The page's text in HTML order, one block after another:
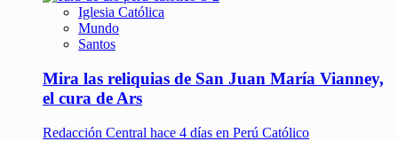
Iglesia Católica
Mundo
Santos
Mira las reliquias de San Juan María Vianney,
el cura de Ars
Redacción Central hace 4 días en Perú Católico